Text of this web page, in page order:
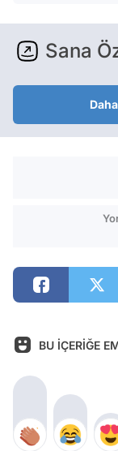
Sana
BU İÇERİĞE